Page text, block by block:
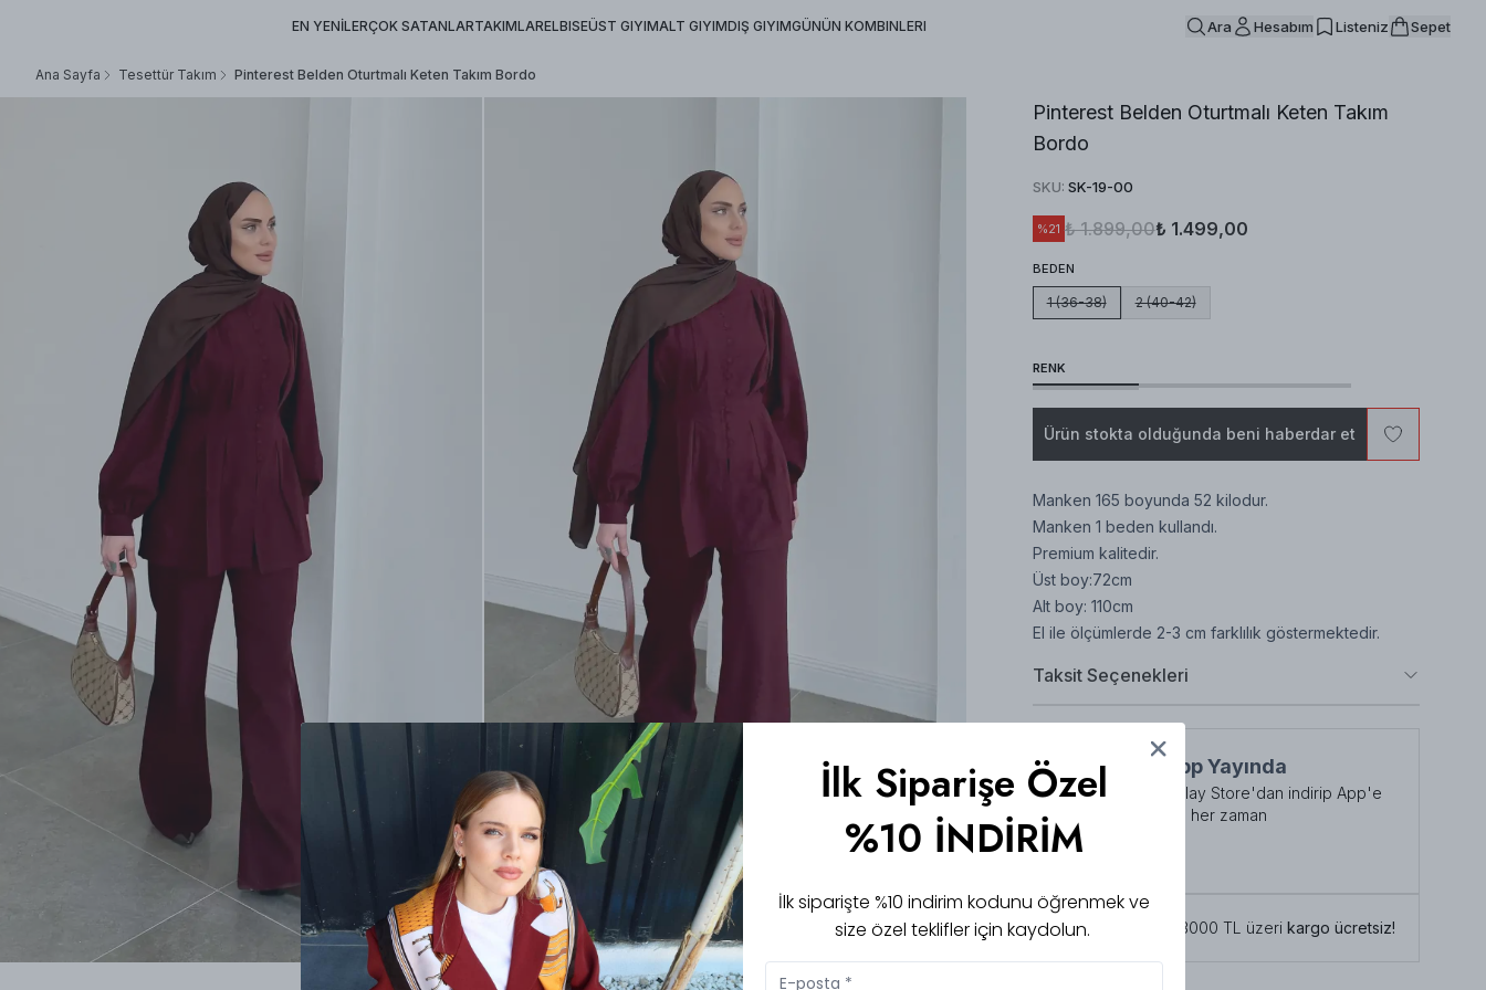
EN YENİLERÇOK SATANLARTAKIMLARELBISEÜST GIYIMALT GIYIMDIŞ GIYIMGÜNÜN KOMBINLERI Ara Hesabım Listeniz Sepet
Ana Sayfa Tesettür Takım Pinterest Belden Oturtmalı Keten Takım Bordo
Pinterest Belden Oturtmalı Keten Takım
Bordo
SKU: SK-19-00
%21 ₺ 1.899,00₺ 1.499,00
BEDEN
1 (36-38) 2 (40-42)
RENK
Ürün stokta olduğunda beni haberdar et
Manken 165 boyunda 52 kilodur.
Manken 1 beden kullandı.
Premium kalitedir.
Üst boy:72cm
Alt boy: 110cm
El ile ölçümlerde 2-3 cm farklılık göstermektedir.
Taksit Seçenekleri
NuuWears App Yayında
App Store veya Play Store'dan indirip App'e
özel indirimlerden her zaman
faydalanabilirsiniz
Tüm siparişlerde 3000 TL üzeri kargo ücretsiz!
İlk Siparişe Özel
%10 İNDİRİM
İlk siparişte %10 indirim kodunu öğrenmek ve
size özel teklifler için kaydolun.